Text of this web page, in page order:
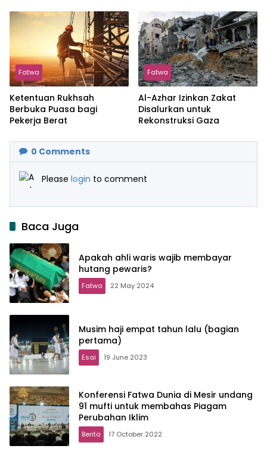
Fatwa
Ketentuan Rukhsah
Berbuka Puasa bagi
Pekerja Berat
Fatwa
Al-Azhar Izinkan Zakat
Disalurkan untuk
Rekonstruksi Gaza
0 Comments
Please login to comment
Baca Juga
Apakah ahli waris wajib membayar
hutang pewaris?
Fatwa 22 May 2024
Musim haji empat tahun lalu (bagian
pertama)
Esai 19 June 2023
Konferensi Fatwa Dunia di Mesir undang
91 mufti untuk membahas Piagam
Perubahan Iklim
Berita 17 October 2022